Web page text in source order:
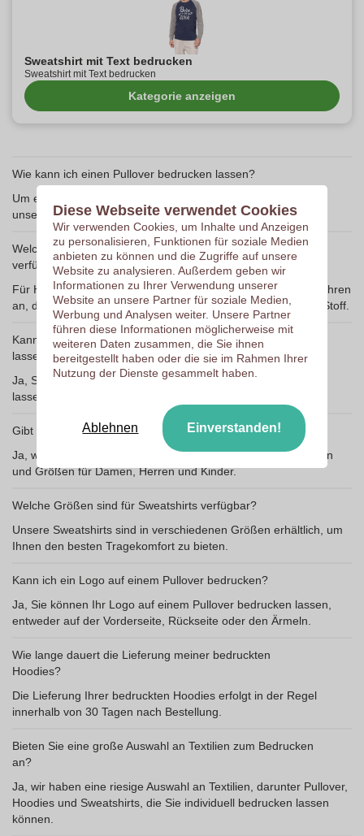
Sweatshirt mit Text bedrucken
Sweatshirt mit Text bedrucken
Kategorie anzeigen
Wie kann ich einen Pullover bedrucken lassen?
Um einen Pullover bedrucken zu lassen, können Sie einfach
unseren Online-Service nutzen und Ihr Design hochladen.
Welche Druckverfahren sind für Hoodies und Pullover
verfügbar?
Für Hoodies und Pullover bieten wir verschiedene Druckverfahren
an, darunter Siebdruck, Flockdruck und Direktdruck auf den Stoff.
Kann ich einen Hoodie selbst gestalten und bedrucken
lassen?
Ja, Sie können einen Hoodie selbst gestalten und bedrucken
lassen. Nutzen Sie dazu einfach unseren Online-Designer.
Gibt es eine große Auswahl an Hoodies?
Ja, wir bieten eine große Auswahl an Hoodies in vielen Farben
und Größen für Damen, Herren und Kinder.
Welche Größen sind für Sweatshirts verfügbar?
Unsere Sweatshirts sind in verschiedenen Größen erhältlich, um
Ihnen den besten Tragekomfort zu bieten.
Kann ich ein Logo auf einem Pullover bedrucken?
Ja, Sie können Ihr Logo auf einem Pullover bedrucken lassen,
entweder auf der Vorderseite, Rückseite oder den Ärmeln.
Wie lange dauert die Lieferung meiner bedruckten
Hoodies?
Die Lieferung Ihrer bedruckten Hoodies erfolgt in der Regel
innerhalb von 30 Tagen nach Bestellung.
Bieten Sie eine große Auswahl an Textilien zum Bedrucken
an?
Ja, wir haben eine riesige Auswahl an Textilien, darunter Pullover,
Hoodies und Sweatshirts, die Sie individuell bedrucken lassen
können.
Diese Webseite verwendet Cookies
Wir verwenden Cookies, um Inhalte und Anzeigen
zu personalisieren, Funktionen für soziale Medien
anbieten zu können und die Zugriffe auf unsere
Website zu analysieren. Außerdem geben wir
Informationen zu Ihrer Verwendung unserer
Website an unsere Partner für soziale Medien,
Werbung und Analysen weiter. Unsere Partner
führen diese Informationen möglicherweise mit
weiteren Daten zusammen, die Sie ihnen
bereitgestellt haben oder die sie im Rahmen Ihrer
Nutzung der Dienste gesammelt haben.
Ablehnen Einverstanden!